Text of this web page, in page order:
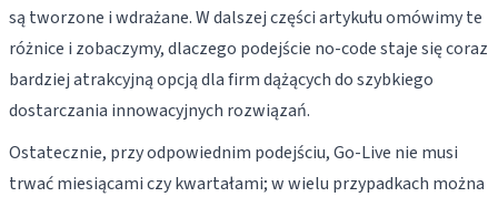
są tworzone i wdrażane. W dalszej części artykułu omówimy te
różnice i zobaczymy, dlaczego podejście no-code staje się coraz
bardziej atrakcyjną opcją dla firm dążących do szybkiego
dostarczania innowacyjnych rozwiązań.
Ostatecznie, przy odpowiednim podejściu, Go-Live nie musi
trwać miesiącami czy kwartałami; w wielu przypadkach można